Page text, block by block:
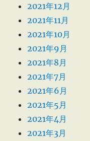
2021年12月
2021年11月
2021年10月
2021年9月
2021年8月
2021年7月
2021年6月
2021年5月
2021年4月
2021年3月